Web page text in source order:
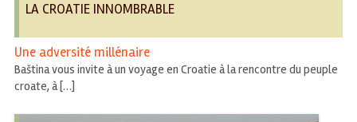
LA CROATIE INNOMBRABLE
Une adversité millénaire
Baština vous invite à un voyage en Croatie à la rencontre du peuple
croate, à […]